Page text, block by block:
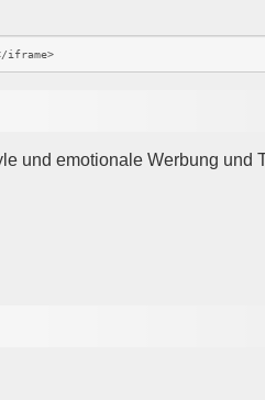
und emotionale Werbung und